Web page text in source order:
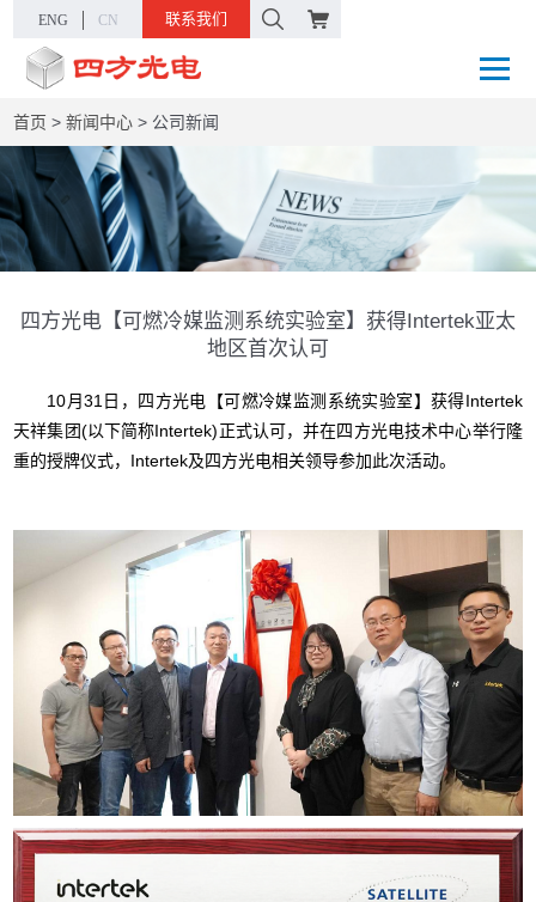
ENG CN 联系我们
首页 >新闻中心 > 公司新闻
四方光电【可燃冷媒监测系统实验室】获得Intertek亚太
地区首次认可
10月31日，四方光电【可燃冷媒监测系统实验室】获得Intertek
天祥集团(以下简称Intertek)正式认可，并在四方光电技术中心举行隆
重的授牌仪式，Intertek及四方光电相关领导参加此次活动。